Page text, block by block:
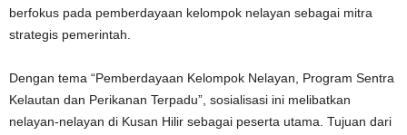
berfokus pada pemberdayaan kelompok nelayan sebagai mitra
strategis pemerintah.
Dengan tema “Pemberdayaan Kelompok Nelayan, Program Sentra
Kelautan dan Perikanan Terpadu”, sosialisasi ini melibatkan
nelayan-nelayan di Kusan Hilir sebagai peserta utama. Tujuan dari